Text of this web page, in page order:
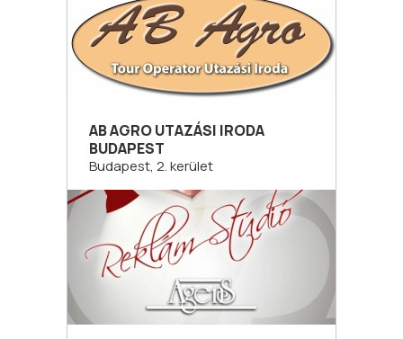
AB AGRO UTAZÁSI IRODA
BUDAPEST
Budapest, 2. kerület